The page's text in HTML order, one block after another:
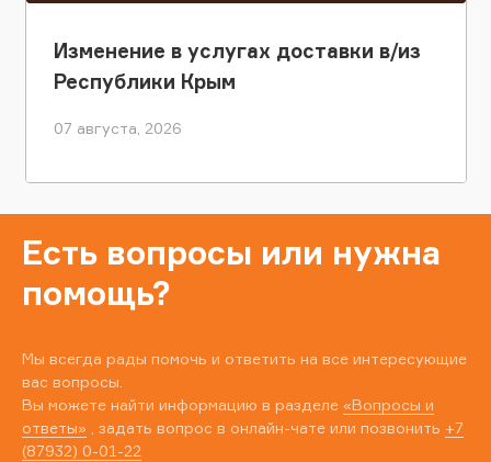
Изменение в услугах доставки в/из
Республики Крым
07 августа, 2026
Есть вопросы или нужна
помощь?
Мы всегда рады помочь и ответить на все интересующие
вас вопросы.
Вы можете найти информацию в разделе «Вопросы и
ответы» , задать вопрос в онлайн-чате или позвонить +7
(87932) 0-01-22